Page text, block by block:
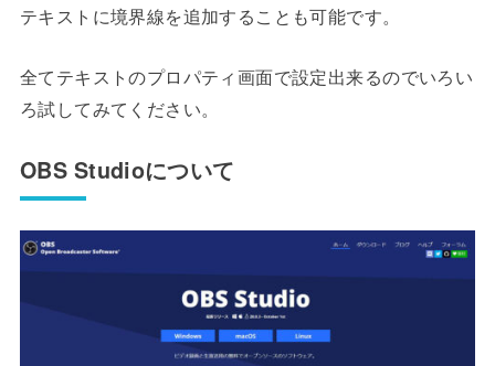
テキストに境界線を追加することも可能です。
全てテキストのプロパティ画面で設定出来るのでいろい
ろ試してみてください。
OBS Studioについて